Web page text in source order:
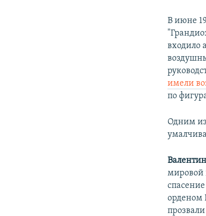
В июне
входило
имели
по
Одним
мировой
орденом